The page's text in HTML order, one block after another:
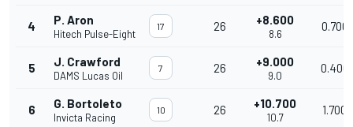
4 P. Aron
Hitech Pulse-Eight
17 26 +8.600
8.6
0.700
5 J. Crawford
DAMS Lucas Oil
7 26 +9.000
9.0
0.400
6 G. Bortoleto
Invicta Racing
10 26 +10.700
10.7
1.700